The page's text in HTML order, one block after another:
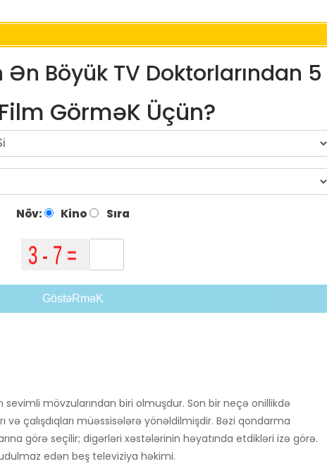
Böyük TV Doktorlarından 5
GörməK Üçün?
Növ: Kino Sıra
GöstəRməK
mövzularından biri olmuşdur. Son bir neçə onillikdə
çalışdıqları müəssisələrə yönəldilmişdir. Bəzi qondarma
görə seçilir; digərləri xəstələrinin həyatında etdikləri izə görə.
edən beş televiziya həkimi.